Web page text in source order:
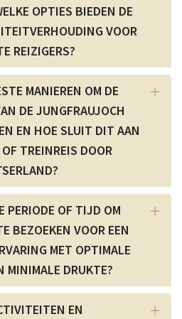
OPTIES BIEDEN DE
VOOR
REIZIGERS?
MANIEREN OM DE
DE JUNGFRAUJOCH
EN HOE SLUIT DIT AAN
TREINREIS DOOR
PERIODE OF TIJD OM
BEZOEKEN VOOR EEN
MET OPTIMALE
MINIMALE DRUKTE?
EN